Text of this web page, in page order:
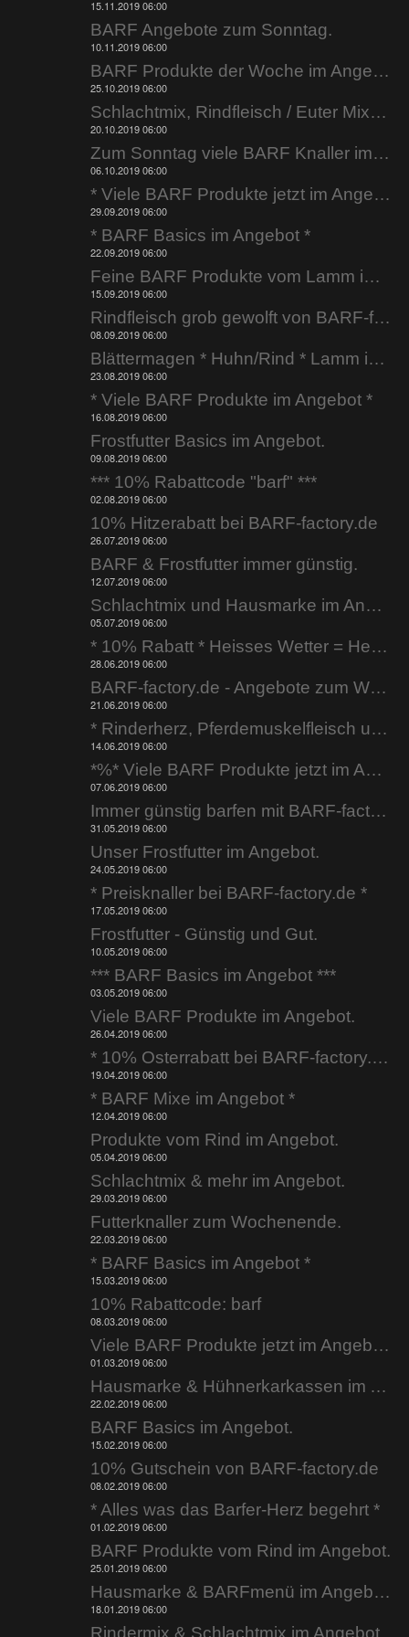
15.11.2019 06:00
BARF Angebote zum Sonntag.
10.11.2019 06:00
BARF Produkte der Woche im Angebot.
25.10.2019 06:00
Schlachtmix, Rindfleisch / Euter Mix uvm. im Angebot.
20.10.2019 06:00
Zum Sonntag viele BARF Knaller im Angebot.
06.10.2019 06:00
* Viele BARF Produkte jetzt im Angebot *
29.09.2019 06:00
* BARF Basics im Angebot *
22.09.2019 06:00
Feine BARF Produkte vom Lamm im Angebot.
15.09.2019 06:00
Rindfleisch grob gewolft von BARF-factory.de
08.09.2019 06:00
Blättermagen * Huhn/Rind * Lamm im Angebot.
23.08.2019 06:00
* Viele BARF Produkte im Angebot *
16.08.2019 06:00
Frostfutter Basics im Angebot.
09.08.2019 06:00
*** 10% Rabattcode "barf" ***
02.08.2019 06:00
10% Hitzerabatt bei BARF-factory.de
26.07.2019 06:00
BARF & Frostfutter immer günstig.
12.07.2019 06:00
Schlachtmix und Hausmarke im Angebot.
05.07.2019 06:00
* 10% Rabatt * Heisses Wetter = Heisse Preise
28.06.2019 06:00
BARF-factory.de - Angebote zum Wochenende.
21.06.2019 06:00
* Rinderherz, Pferdemuskelfleisch uvm. *
14.06.2019 06:00
*%* Viele BARF Produkte jetzt im Angebot *%*
07.06.2019 06:00
Immer günstig barfen mit BARF-factory.de
31.05.2019 06:00
Unser Frostfutter im Angebot.
24.05.2019 06:00
* Preisknaller bei BARF-factory.de *
17.05.2019 06:00
Frostfutter - Günstig und Gut.
10.05.2019 06:00
*** BARF Basics im Angebot ***
03.05.2019 06:00
Viele BARF Produkte im Angebot.
26.04.2019 06:00
* 10% Osterrabatt bei BARF-factory.de *
19.04.2019 06:00
* BARF Mixe im Angebot *
12.04.2019 06:00
Produkte vom Rind im Angebot.
05.04.2019 06:00
Schlachtmix & mehr im Angebot.
29.03.2019 06:00
Futterknaller zum Wochenende.
22.03.2019 06:00
* BARF Basics im Angebot *
15.03.2019 06:00
10% Rabattcode: barf
08.03.2019 06:00
Viele BARF Produkte jetzt im Angebot.
01.03.2019 06:00
Hausmarke & Hühnerkarkassen im Angebot.
22.02.2019 06:00
BARF Basics im Angebot.
15.02.2019 06:00
10% Gutschein von BARF-factory.de
08.02.2019 06:00
* Alles was das Barfer-Herz begehrt *
01.02.2019 06:00
BARF Produkte vom Rind im Angebot.
25.01.2019 06:00
Hausmarke & BARFmenü im Angebot.
18.01.2019 06:00
Rindermix & Schlachtmix im Angebot.